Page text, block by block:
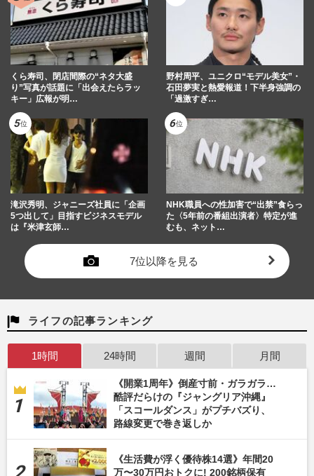
くら寿司、閉店間際の“ネタ大盛
り”写真が話題に「出会えたらラッ
キー」広報が明…
野村周平、ユニクロ“モデル美女”・
石田夢実と熱愛報道！下半身強調の
「過激すぎ…
滝沢秀明、ジャニーズ社員に「企画
5つ出して」目指すビジネスモデル
は『米津玄師…
NHK職員への性加害で“出禁”食らっ
た〈5年前の番組出演者〉特定が進
むも、ネット…
7位以降を見る
ライフの記事ランキング
1時間 24時間 週間 月間
《開業1周年》倒産寸前・ガラガラ…
酷評だらけの『ジャングリア沖縄』
「スコールダンス」がプチバズり、
路線変更で巻き返しか
《生活費が浮く優待株14選》年間20
万〜30万円おトクに! 200銘柄保有